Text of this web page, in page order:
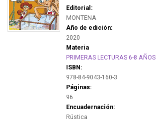
Editorial:
MONTENA
Año de edición:
2020
Materia
PRIMERAS LECTURAS 6-8 AÑOS
ISBN:
978-84-9043-160-3
Páginas:
96
Encuadernación:
Rústica